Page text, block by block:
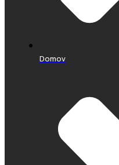
Domov